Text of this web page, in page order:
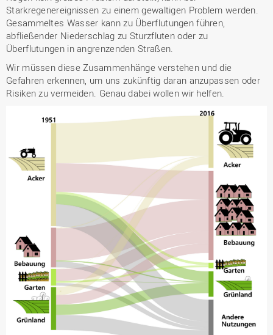
Starkregenereignissen zu einem gewaltigen Problem werden.
Gesammeltes Wasser kann zu Überflutungen führen,
abfließender Niederschlag zu Sturzfluten oder zu
Überflutungen in angrenzenden Straßen.
Wir müssen diese Zusammenhänge verstehen und die
Gefahren erkennen, um uns zukünftig daran anzupassen oder
Risiken zu vermeiden. Genau dabei wollen wir helfen.